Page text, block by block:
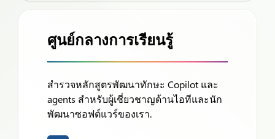
ศูนย์กลางการเรียนรู้
สำรวจหลักสูตรพัฒนาทักษะ Copilot และ
agents สำหรับผู้เชี่ยวชาญด้านไอทีและนัก
พัฒนาซอฟต์แวร์ของเรา.